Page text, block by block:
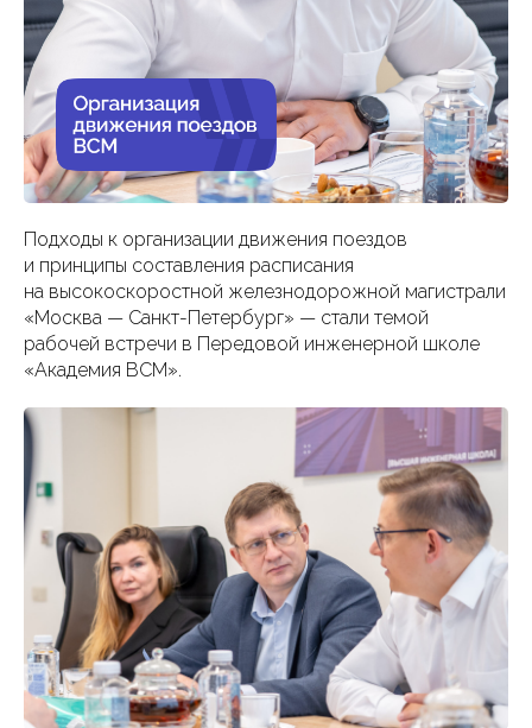
Подходы к организации движения поездов
и принципы составления расписания
на высокоскоростной железнодорожной магистрали
«Москва — Санкт-Петербург» — стали темой
рабочей встречи в Передовой инженерной школе
«Академия ВСМ».